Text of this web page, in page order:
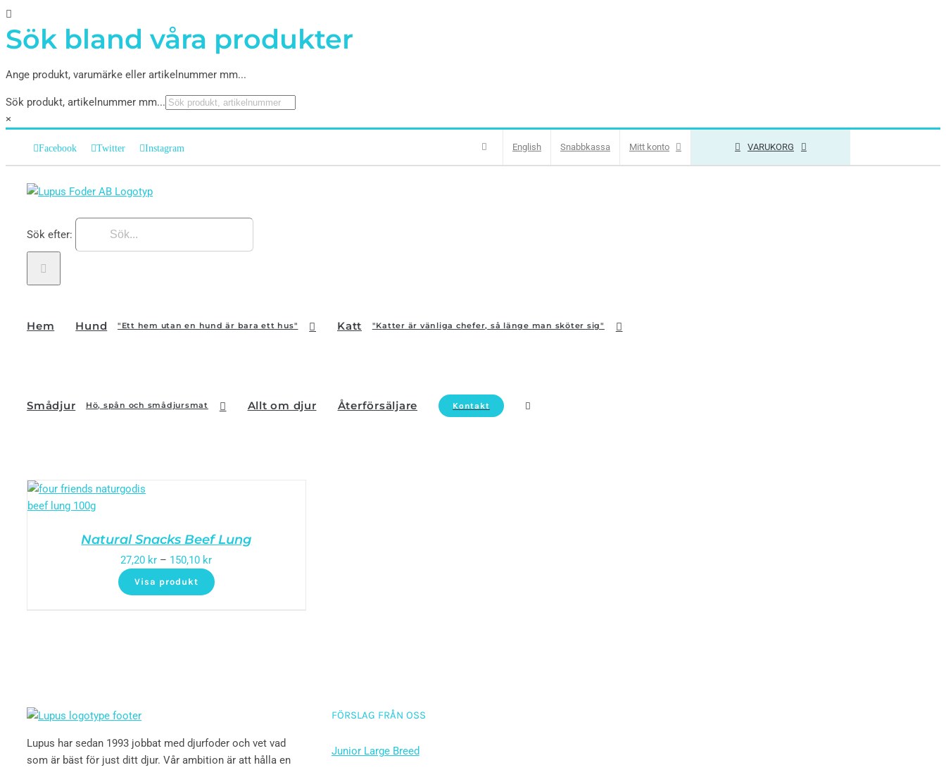
Sök bland våra produkter
Ange produkt, varumärke eller artikelnummer mm...
Sök produkt, artikelnummer mm...
×
Facebook Twitter Instagram English Snabbkassa Mitt konto VARUKORG
Sök efter:
Hem Hund "Ett hem utan en hund är bara ett hus" Katt "Katter är vänliga chefer, så länge man sköter sig"
Smådjur Hö, spån och smådjursmat Allt om djur Återförsäljare Kontakt
Natural Snacks Beef Lung
27,20 kr – 150,10 kr
Visa produkt
Lupus har sedan 1993 jobbat med djurfoder och vet vad
som är bäst för just ditt djur. Vår ambition är att hålla en
FÖRSLAG FRÅN OSS
Junior Large Breed